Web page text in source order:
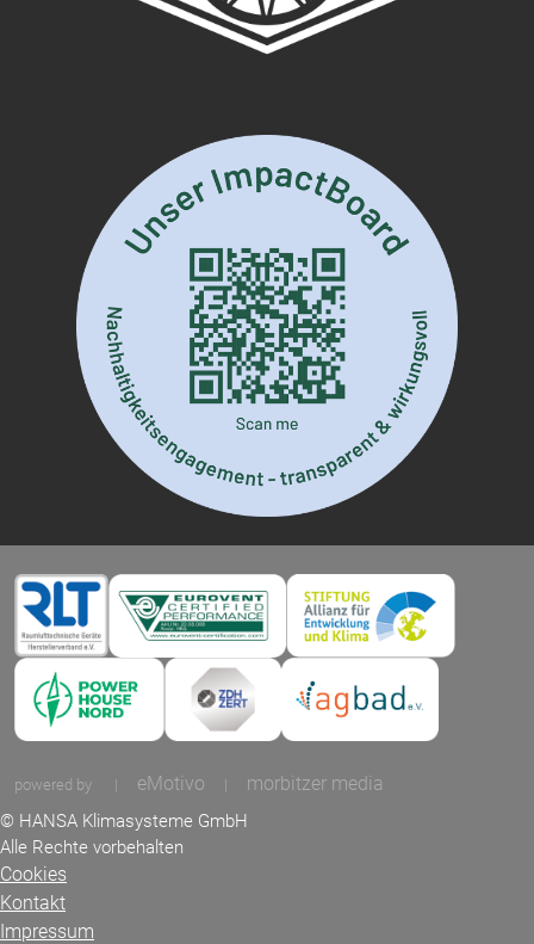
powered by | eMotivo | morbitzer media
© HANSA Klimasysteme GmbH
Alle Rechte vorbehalten
Cookies
Kontakt
Impressum